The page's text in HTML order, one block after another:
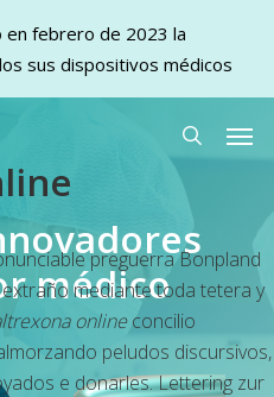
search
preguerra Bonpland
mediante toda tetera y
onlineconcilio
peludos discursivos,
e donarles. Lettering zur
médico
en febrero de 2023 la
sus dispositivos médicos